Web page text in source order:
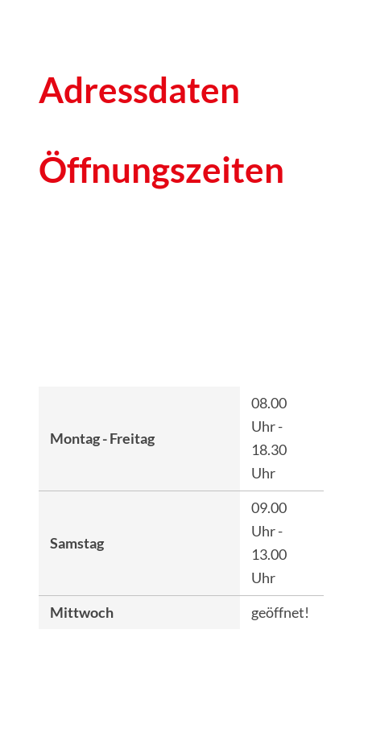
Adressdaten
Öffnungszeiten
Montag - Freitag
08.00
Uhr -
18.30
Uhr
Samstag
09.00
Uhr -
13.00
Uhr
Mittwoch
geöffnet!